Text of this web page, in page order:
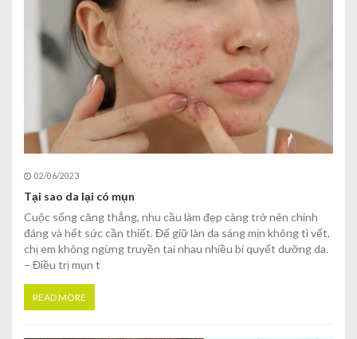
02/06/2023
Tại sao da lại có mụn
Cuộc sống căng thẳng, nhu cầu làm đẹp càng trở nên chính
đáng và hết sức cần thiết. Để giữ làn da sáng mịn không tì vết,
chị em không ngừng truyền tai nhau nhiều bí quyết dưỡng da.
– Điều trị mụn t
READ MORE